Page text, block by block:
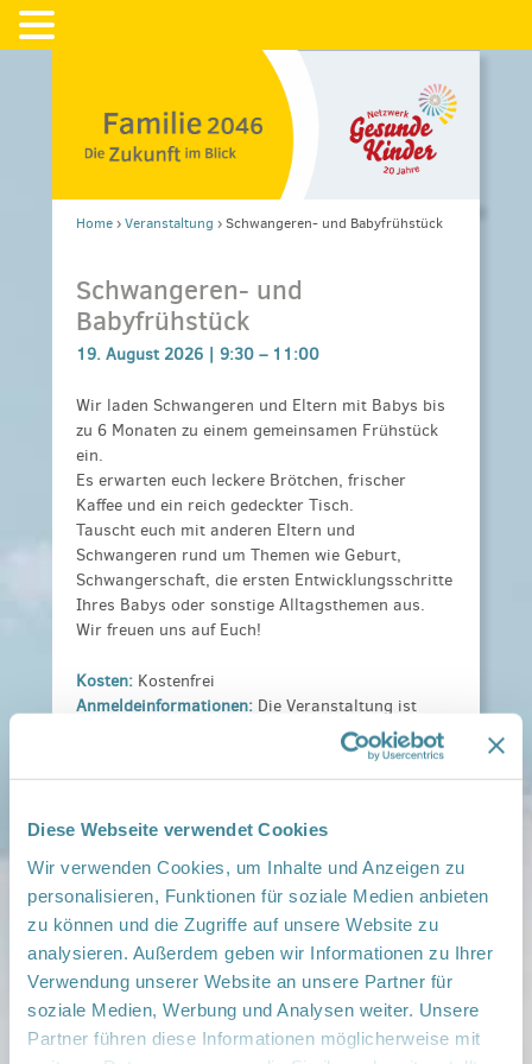
Diese Webseite verwendet Cookies
Wir verwenden Cookies, um Inhalte und Anzeigen zu
personalisieren, Funktionen für soziale Medien anbieten
zu können und die Zugriffe auf unsere Website zu
analysieren. Außerdem geben wir Informationen zu Ihrer
Verwendung unserer Website an unsere Partner für
soziale Medien, Werbung und Analysen weiter. Unsere
Partner führen diese Informationen möglicherweise mit
Home›Veranstaltung ›Schwangeren- und Babyfrühstück
Schwangeren- und
Babyfrühstück
19. August 2026 | 9:30 – 11:00
Wir laden Schwangeren und Eltern mit Babys bis
zu 6 Monaten zu einem gemeinsamen Frühstück
ein.
Es erwarten euch leckere Brötchen, frischer
Kaffee und ein reich gedeckter Tisch.
Tauscht euch mit anderen Eltern und
Schwangeren rund um Themen wie Geburt,
Schwangerschaft, die ersten Entwicklungsschritte
Ihres Babys oder sonstige Alltagsthemen aus.
Wir freuen uns auf Euch!
Kosten: Kostenfrei
Anmeldeinformationen: Die Veranstaltung ist
teilnehmerbegrenzt. Bitte unbedingt anmelden
sarah.frohberg@drk-mohs.de oder 015 20 27
Veranstaltungsort:
Familienzentrum Flügelschlag Bad Saarow, ,
15526 Bad Saarow
› auf Google Maps anzeigen